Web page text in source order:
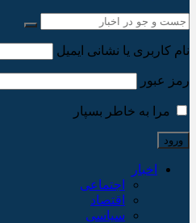
نام کاربری یا نشانی ایمیل
رمز عبور
مرا به خاطر بسپار
اخبار
اجتماعی
اقتصاد
سیاسی